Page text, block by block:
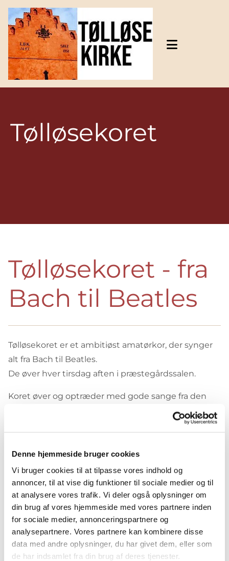
Denne hjemmeside bruger cookies
Vi bruger cookies til at tilpasse vores indhold og
annoncer, til at vise dig funktioner til sociale medier og til
at analysere vores trafik. Vi deler også oplysninger om
din brug af vores hjemmeside med vores partnere inden
for sociale medier, annonceringspartnere og
analysepartnere. Vores partnere kan kombinere disse
data med andre oplysninger, du har givet dem, eller som
de har indsamlet fra din brug af deres tjenester.
Gå til indhold
Tølløsekoret
Tølløsekoret - fra
Bach til Beatles
Tølløsekoret er et ambitiøst amatørkor, der synger
alt fra Bach til Beatles.
De øver hver tirsdag aften i præstegårdssalen.
Koret øver og optræder med gode sange fra den
danske sangskat, udenlandske folkemelodier,
også vidt omkring i det sjællandske med deres
koncerter.
Timon Müller er korets inspirerende korleder og
dirigent, og man er meget velkommen til at blive
en del af det musikalske fællesskab i Tølløsekoret,
man skal blot tilmelde sig gennem LOF. Læs mere
på LOFs hjemmeside.